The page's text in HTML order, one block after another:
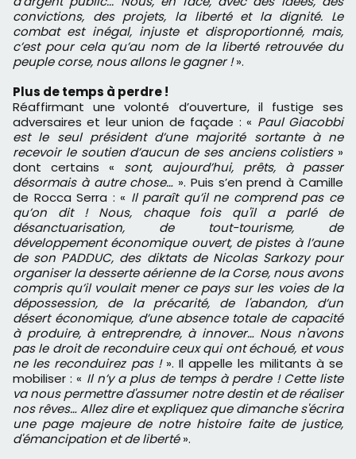
convictions, des projets, la liberté et la dignité. Le
combat est inégal, injuste et disproportionné, mais,
c’est pour cela qu’au nom de la liberté retrouvée du
peuple corse, nous allons le gagner !».
Plus de temps à perdre !
Réaffirmant une volonté d’ouverture, il fustige ses
adversaires et leur union de façade : « Paul Giacobbi
est le seul président d’une majorité sortante à ne
recevoir le soutien d’aucun de ses anciens colistiers »
dont certains « sont, aujourd’hui, prêts, à passer
désormais à autre chose… ». Puis s’en prend à Camille
de Rocca Serra : « Il paraît qu’il ne comprend pas ce
qu’on dit ! Nous, chaque fois qu'il a parlé de
désanctuarisation, de tout-tourisme, de
développement économique ouvert, de pistes à l’aune
de son PADDUC, des diktats de Nicolas Sarkozy pour
organiser la desserte aérienne de la Corse, nous avons
compris qu’il voulait mener ce pays sur les voies de la
dépossession, de la précarité, de l'abandon, d’un
désert économique, d’une absence totale de capacité
à produire, à entreprendre, à innover… Nous n'avons
pas le droit de reconduire ceux qui ont échoué, et vous
ne les reconduirez pas ! ». Il appelle les militants à se
mobiliser : « Il n’y a plus de temps à perdre ! Cette liste
va nous permettre d'assumer notre destin et de réaliser
nos rêves… Allez dire et expliquez que dimanche s'écrira
une page majeure de notre histoire faite de justice,
d'émancipation et de liberté».